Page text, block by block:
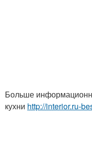
Больше
кухни http://interior.ru-